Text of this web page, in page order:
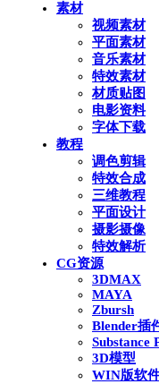
素材
视频素材
平面素材
音乐素材
特效素材
材质贴图
电影资料
字体下载
教程
调色剪辑
特效合成
三维教程
平面设计
摄影摄像
特效解析
CG资源
3DMAX
MAYA
Zbursh
Blender插
Substance
3D模型
WIN版软